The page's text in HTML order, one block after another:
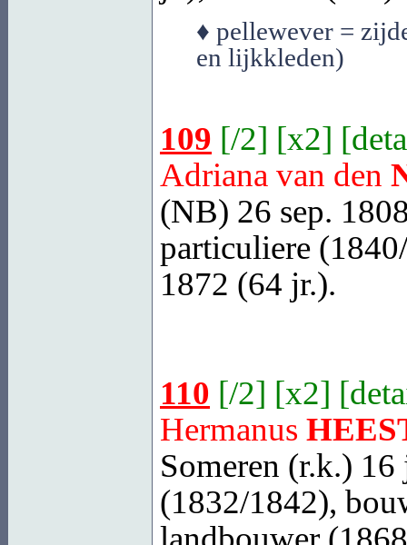
♦ pellewever =
en lijkkleden)
109 [/2] [x2] [
Adriana van den
(NB) 26 sep.
particuliere
1872 (64 jr.).
110 [/2] [x2] [
Hermanus
Someren (r.k.) 16
(1832/1842),